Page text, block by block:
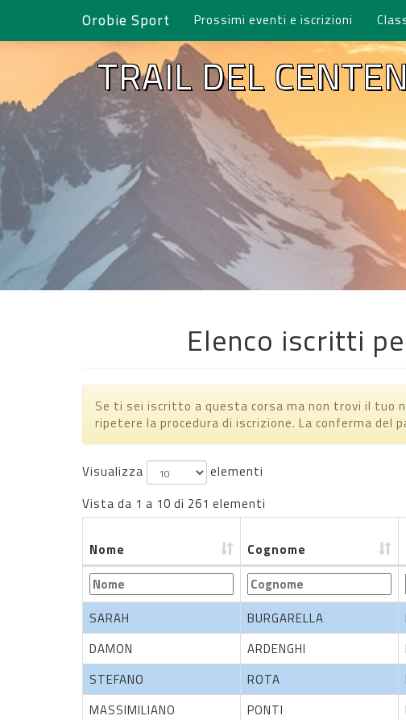
Orobie Sport Prossimi eventi e iscrizioni
TRAIL DEL
Elenco iscritti
Se ti sei iscritto a questa corsa ma non trovi il tuo
ripetere la procedura di iscrizione. La conferma del
Visualizza
elementi
Vista da 1 a 10 di 261 elementi
Nome Cognome
Nome Cognome
SARAH BURGARELLA
DAMON
ARDENGHI
STEFANO
ROTA
MASSIMILIANO
PONTI